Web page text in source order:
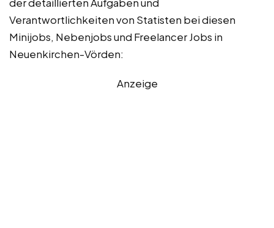
Verantwortlichkeiten von Statisten bei diesen
Minijobs, Nebenjobs und Freelancer Jobs in
Neuenkirchen-Vörden:
Anzeige